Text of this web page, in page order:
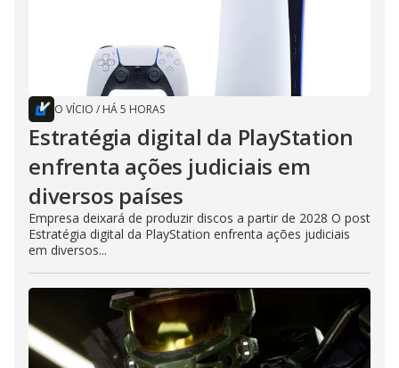
O VÍCIO / HÁ 5 HORAS
Estratégia digital da PlayStation
enfrenta ações judiciais em
diversos países
Empresa deixará de produzir discos a partir de 2028 O post
Estratégia digital da PlayStation enfrenta ações judiciais
em diversos...